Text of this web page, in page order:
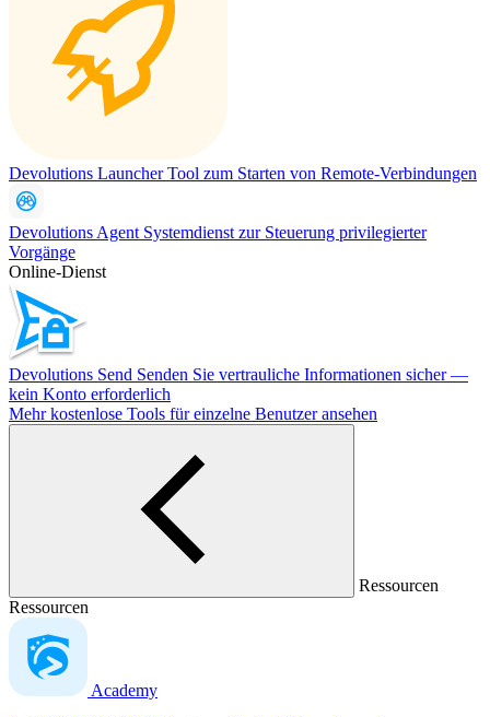
Devolutions LauncherTool zum Starten von Remote-Verbindungen
Devolutions Agent Systemdienst zur Steuerung privilegierter
Vorgänge
Online-Dienst
Devolutions Send Senden Sie vertrauliche Informationen sicher —
kein Konto erforderlich
Mehr kostenlose Tools für einzelne Benutzer ansehen
Ressourcen
Ressourcen
Academy